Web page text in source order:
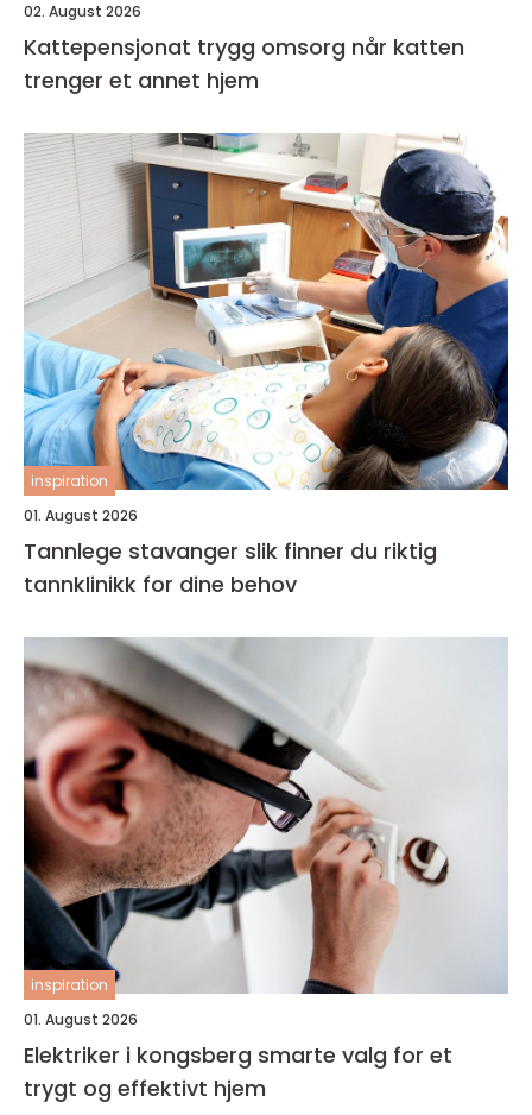
02. August 2026
Kattepensjonat trygg omsorg når katten
trenger et annet hjem
inspiration
01. August 2026
Tannlege stavanger slik finner du riktig
tannklinikk for dine behov
inspiration
01. August 2026
Elektriker i kongsberg smarte valg for et
trygt og effektivt hjem